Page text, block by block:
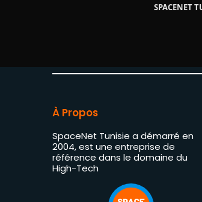
SPACENET
À Propos
SpaceNet Tunisie a démarré en
2004, est une entreprise de
référence dans le domaine du
High-Tech